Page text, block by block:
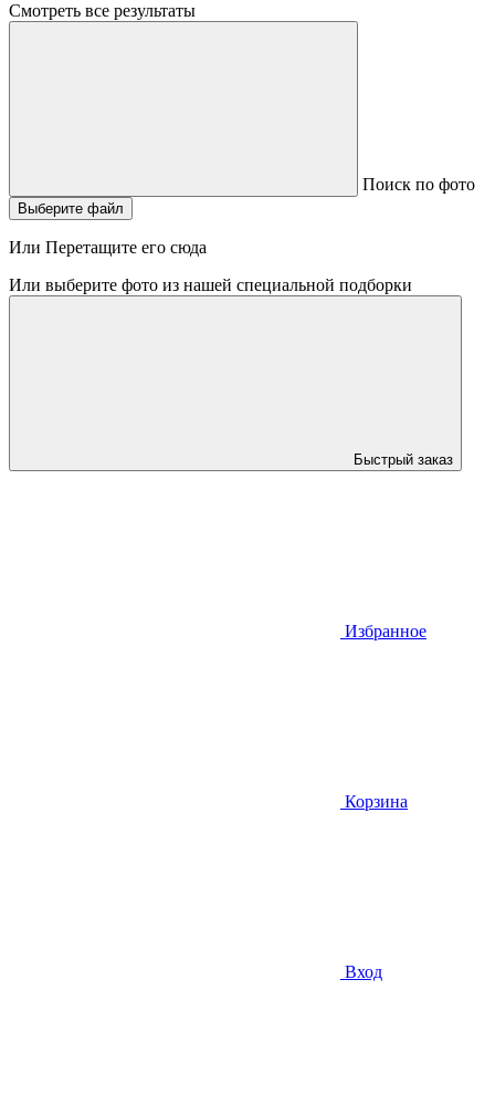
Смотреть все результаты
Поиск по фото
Выберите файл
Или Перетащите его сюда
Или выберите фото из нашей специальной подборки
Быстрый заказ
Избранное
Корзина
Вход